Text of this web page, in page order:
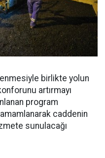
birlikte yolun
artırmayı
program
caddenin
sunulacağı